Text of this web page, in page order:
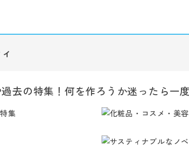
去の特集！何を作ろうか迷ったら一